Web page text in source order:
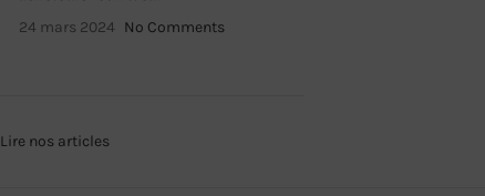
24 mars 2024 No Comments
Lire nos articles